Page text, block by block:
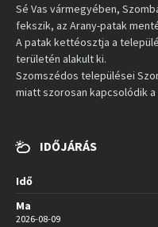
Sé Vas vármegyében,
fekszik, az Arany-patak
A patak kettéosztja a
területén alakult ki.
Szomszédos települései
miatt szorosan kapcsolódik
IDŐJÁRÁS
Idő
Ma
2026-08-09